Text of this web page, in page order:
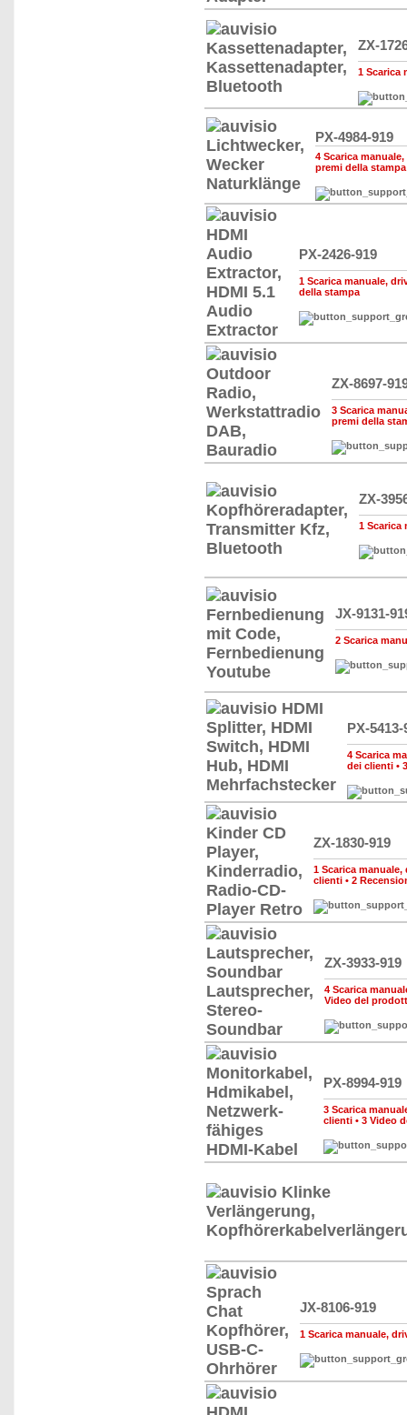
ZX-
1 Scarica
PX-4984-919
4 Scarica manuale,
premi della stampa
PX-2426-919
1 Scarica manuale,
della stampa
ZX-8697-
3 Scarica
premi della
ZX-
1 Scarica
JX-9131-
2 Scarica
PX-5413-
4 Scarica
dei clienti •
ZX-1830-919
1 Scarica manuale,
clienti • 2
ZX-3933-919
4 Scarica
Video del
PX-8994-919
3 Scarica
clienti • 3 Video
JX-8106-919
1 Scarica manuale,